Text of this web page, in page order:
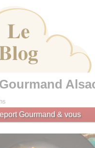
Gourmand & vous